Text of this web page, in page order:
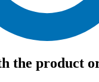
the product